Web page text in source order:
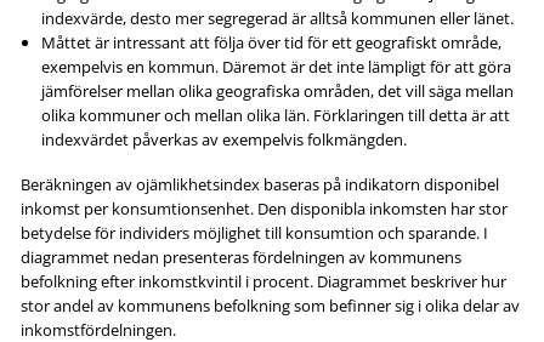
indexvärde, desto mer segregerad är alltså kommunen eller länet.
Måttet är intressant att följa över tid för ett geografiskt område,
exempelvis en kommun. Däremot är det inte lämpligt för att göra
jämförelser mellan olika geografiska områden, det vill säga mellan
olika kommuner och mellan olika län. Förklaringen till detta är att
indexvärdet påverkas av exempelvis folkmängden.
Beräkningen av ojämlikhetsindex baseras på indikatorn disponibel
inkomst per konsumtionsenhet. Den disponibla inkomsten har stor
betydelse för individers möjlighet till konsumtion och sparande. I
diagrammet nedan presenteras fördelningen av kommunens
befolkning efter inkomstkvintil i procent. Diagrammet beskriver hur
stor andel av kommunens befolkning som befinner sig i olika delar av
inkomstfördelningen.